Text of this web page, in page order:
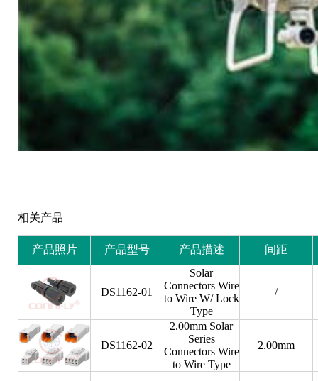
相关产品
产品照片 产品型号 产品描述 间距
DS1162-01
Solar
Connectors Wire
to Wire W/ Lock
Type
/
DS1162-02
2.00mm Solar
Series
Connectors Wire
to Wire Type
2.00mm